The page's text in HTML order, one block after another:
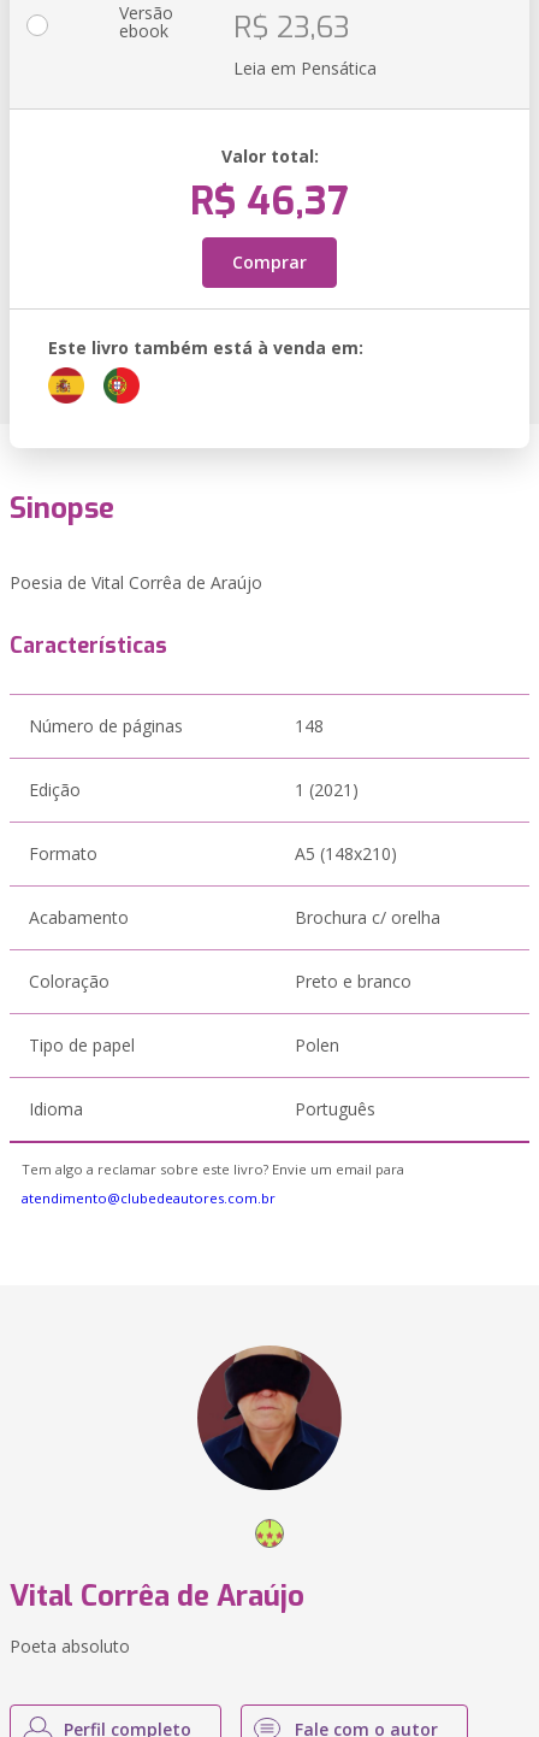
Versão
ebook R$ 23,63
Leia em Pensática
Valor total:
R$ 46,37
Comprar
Este livro também está à venda em:
Sinopse
Poesia de Vital Corrêa de Araújo
Características
Número de páginas 148
Edição 1 (2021)
Formato A5 (148x210)
Acabamento Brochura c/ orelha
Coloração Preto e branco
Tipo de papel Polen
Idioma Português
Tem algo a reclamar sobre este livro? Envie um email para
atendimento@clubedeautores.com.br
Vital Corrêa de Araújo
Poeta absoluto
Perfil completo Fale com o autor